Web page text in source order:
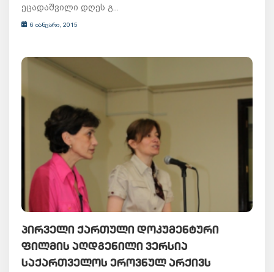
ეცადაშვილი დღეს გ...
6 იანვარი, 2015
ᲞᲘᲠᲕᲔᲚᲘ ᲥᲐᲠᲗᲣᲚᲘ ᲓᲝᲙᲣᲛᲔᲜᲢᲣᲠᲘ
ᲤᲘᲚᲛᲘᲡ ᲐᲦᲓᲒᲔᲜᲘᲚᲘ ᲕᲔᲠᲡᲘᲐ
ᲡᲐᲥᲐᲠᲗᲕᲔᲚᲝᲡ ᲔᲠᲝᲕᲜᲣᲚ ᲐᲠᲥᲘᲕᲡ